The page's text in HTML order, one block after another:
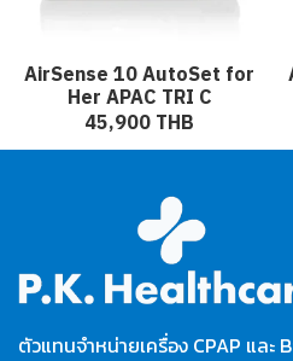
AirSense 10 AutoSet for
Her APAC TRI C
45,900 THB
ตัวแทนจำหน่ายเครื่อง CPAP และ